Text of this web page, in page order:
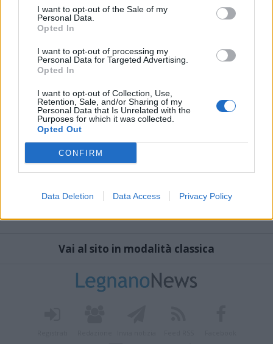
I want to opt-out of the Sale of my
Personal Data.
Opted In
I want to opt-out of processing my
Personal Data for Targeted Advertising.
Opted In
I want to opt-out of Collection, Use,
Retention, Sale, and/or Sharing of my
Personal Data that Is Unrelated with the
Purposes for which it was collected.
Opted Out
CONFIRM
Data Deletion Data Access Privacy Policy
che includano uno o più link a siti esterni verranno rimossi in automatico dal
Vai al sito in modalità classica